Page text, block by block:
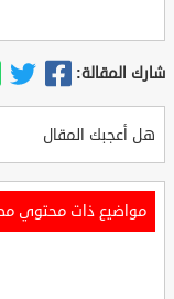
شارك المقالة:
هل أعجبك المقال
مواضيع ذات محتوي